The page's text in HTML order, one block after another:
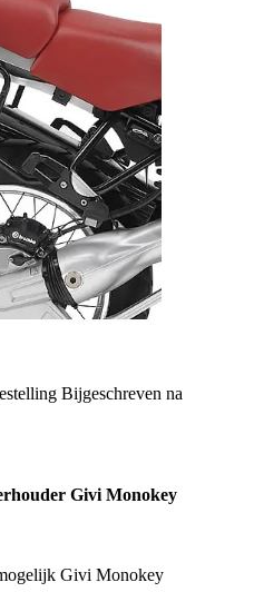
Bijgeschreven na
Givi Monokey
Givi Monokey